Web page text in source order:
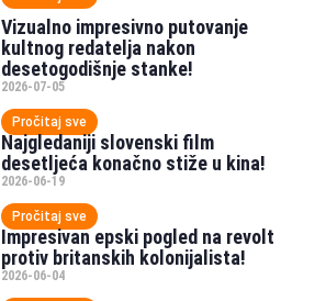
Vizualno impresivno putovanje
kultnog redatelja nakon
desetogodišnje stanke!
2026-07-05
Pročitaj sve
Najgledaniji slovenski film
desetljeća konačno stiže u kina!
2026-06-19
Pročitaj sve
Impresivan epski pogled na revolt
protiv britanskih kolonijalista!
2026-06-04